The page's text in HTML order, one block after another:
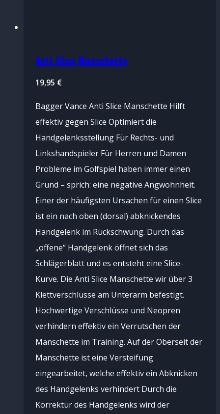
Anti-Slice-Manschette
19,95 €
Bagger Vance Anti Slice Manschette Hilft
effektiv gegen Slice Optimiert die
Handgelenksstellung Für Rechts- und
Linkshandspieler Für Herren und Damen
Probleme im Golfspiel haben immer einen
Grund – sprich: eine negative Angwohnheit.
Einer der häufigsten Ursachen für einen Slice
ist ein nach oben (dorsal) abknickendes
Handgelenk im Rückschwung. Durch das
„offene“ Handgelenk öffnet sich das
Schlägerblatt und es entsteht eine Slice-
Kurve. Die Anti Slice Manschette wir über 3
Klettverschlüsse am Unterarm befestigt.
Hochwertige Verschlüsse und Neopren
verhindern effektiv ein Verrutschen der
Manschette im Training. Auf der Oberseit der
Manschette ist eine Versteifung
eingearbeitet, welche effektiv ein Abknicken
des Handgelenks verhindert Durch die
Korrektur des Handgelenks wird der